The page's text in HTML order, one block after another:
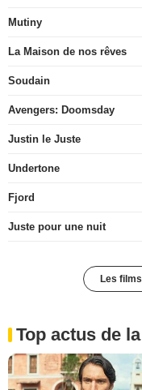
Mutiny
La Maison de nos rêves
Soudain
Avengers: Doomsday
Justin le Juste
Undertone
Fjord
Juste pour une nuit
Les
Top actus de